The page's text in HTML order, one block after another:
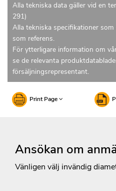
Alla tekniska data gäller vid en
291)
Alla tekniska specifikationer
som referens.
För ytterligare information om
se de relevanta
försäljningsrepresentant.
Print Page
Ansökan om
Vänligen välj invändig